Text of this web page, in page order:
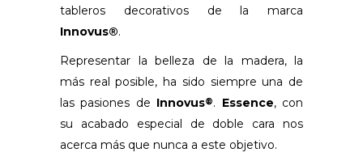
tableros decorativos de la marca
Innovus®.
Representar la belleza de la madera, la
más real posible, ha sido siempre una de
las pasiones de Innovus®. Essence, con
su acabado especial de doble cara nos
acerca más que nunca a este objetivo.